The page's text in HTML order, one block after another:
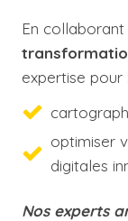
En
expertise pour :
optimiser
digitales
Nos experts